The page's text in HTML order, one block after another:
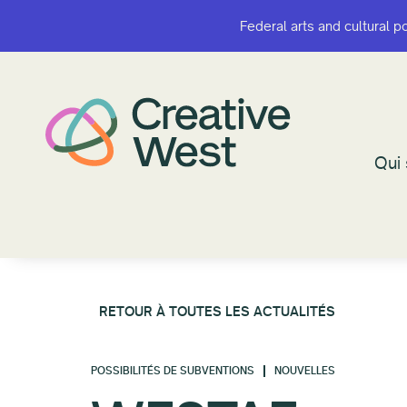
Federal arts and cultural
Qui
Federal arts and cultural
Qui
RETOUR À TOUTES LES ACTUALITÉS
POSSIBILITÉS DE SUBVENTIONS NOUVELLES